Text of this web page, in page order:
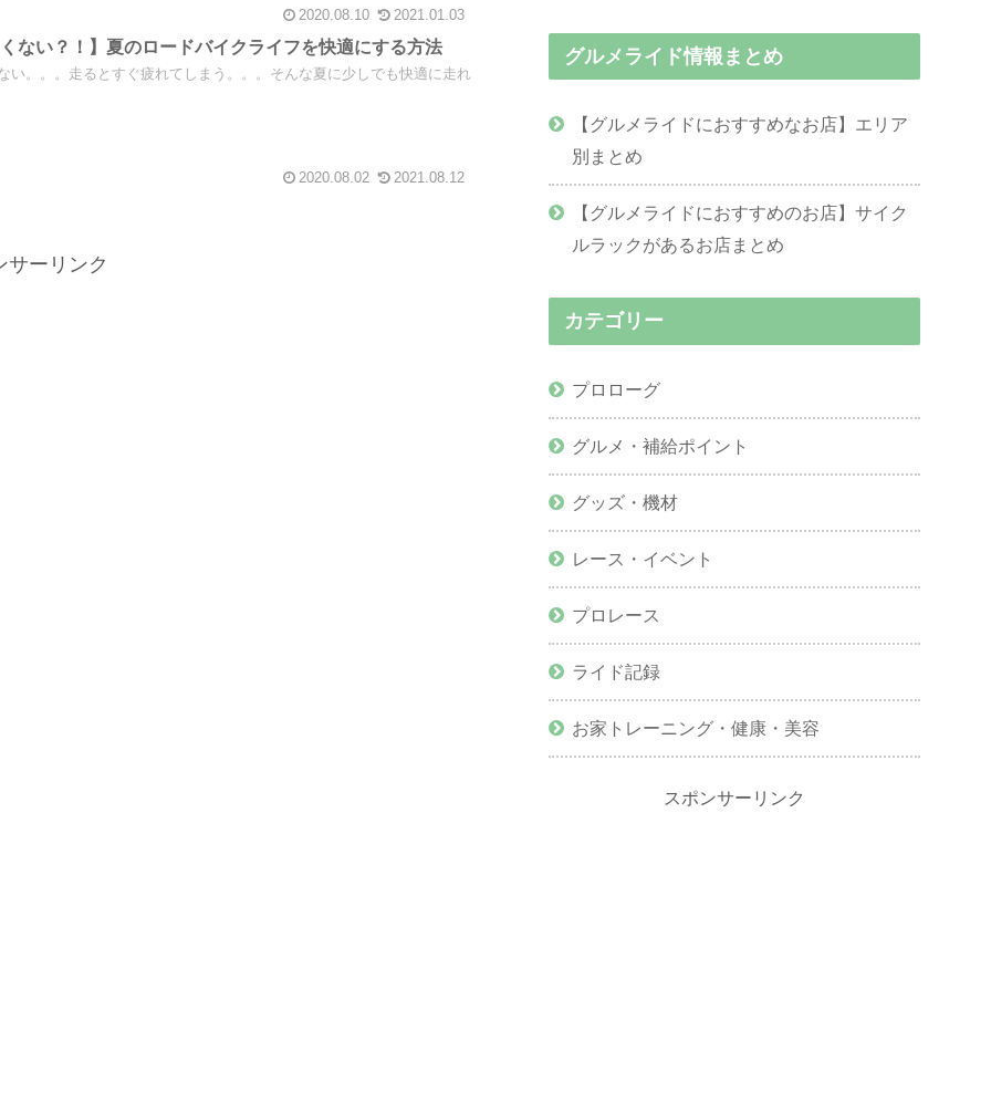
2020.08.10 2021.01.03
ない？！】夏のロードバイクライフを快適にする方法
い。。。走るとすぐ疲れてしまう。。。そんな夏に少しでも快適に走れ
2020.08.02 2021.08.12
サーリンク
グルメライド情報まとめ
【グルメライドにおすすめなお店】エリア
別まとめ
【グルメライドにおすすめのお店】サイク
ルラックがあるお店まとめ
カテゴリー
プロローグ
グルメ・補給ポイント
グッズ・機材
レース・イベント
プロレース
ライド記録
お家トレーニング・健康・美容
スポンサーリンク